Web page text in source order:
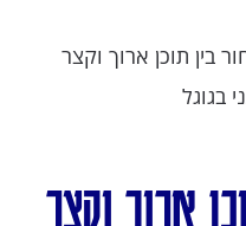
בין תוכן ארוך וקצר
בגוגל
ארוך וקצר